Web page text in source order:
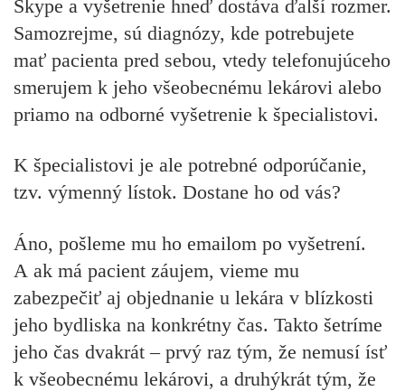
Skype a vyšetrenie hneď dostáva ďalší rozmer.
Samozrejme, sú diagnózy, kde potrebujete
mať pacienta pred sebou, vtedy telefonujúceho
smerujem k jeho všeobecnému lekárovi alebo
priamo na odborné vyšetrenie k špecialistovi.
K špecialistovi je ale potrebné odporúčanie,
tzv. výmenný lístok. Dostane ho od vás?
Áno, pošleme mu ho emailom po vyšetrení.
A ak má pacient záujem, vieme mu
zabezpečiť aj objednanie u lekára v blízkosti
jeho bydliska na konkrétny čas. Takto šetríme
jeho čas dvakrát – prvý raz tým, že nemusí ísť
k všeobecnému lekárovi, a druhýkrát tým, že